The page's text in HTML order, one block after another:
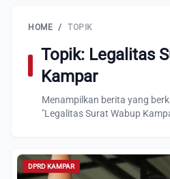
HOME / TOPIK
Topik: Legalitas
Kampar
Menampilkan berita yang
"Legalitas Surat Wabup
DPRD KAMPAR